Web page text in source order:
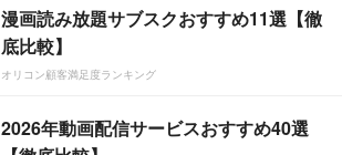
漫画読み放題サブスクおすすめ11選【徹
底比較】
オリコン顧客満足度ランキング
2026年動画配信サービスおすすめ40選